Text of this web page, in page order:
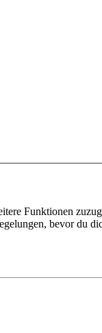
Funktionen
bevor du